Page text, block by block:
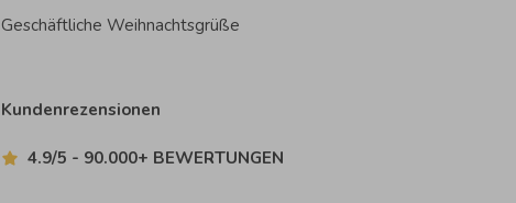
Geschäftliche Weihnachtsgrüße
Kundenrezensionen
4.9/5 - 90.000+ BEWERTUNGEN